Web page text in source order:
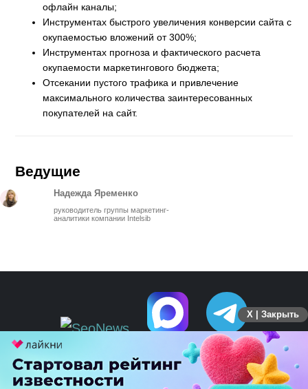
офлайн каналы;
Инструментах быстрого увеличения конверсии сайта с
окупаемостью вложений от 300%;
Инструментах прогноза и фактического расчета
окупаемости маркетингового бюджета;
Отсекании пустого трафика и привлечение
максимального количества заинтересованных
покупателей на сайт.
Ведущие
Надежда Яременко
руководитель группы маркетинг-
аналитики компании Intelsib
X | Закрыть
ПЕРЕЙТИ НА ПОЛНУЮ ВЕРСИЮ
© SEOnews.ru Все права защищены. 2026